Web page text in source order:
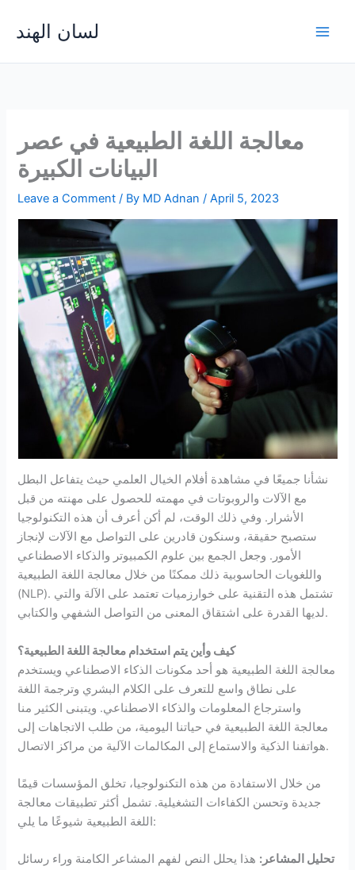
content
لسان الهند
معالجة اللغة الطبيعية في عصر
البيانات الكبيرة
Leave a Comment / By MD Adnan/April 5, 2023
نشأنا جميعًا في مشاهدة أفلام الخيال العلمي حيث يتفاعل البطل
مع الآلات والروبوتات في مهمته للحصول على مهنته من قبل
الأشرار. وفي ذلك الوقت، لم أكن أعرف أن هذه التكنولوجيا
ستصبح حقيقة، وسنكون قادرين على التواصل مع الآلات لإنجاز
الأمور. وجعل الجمع بين علوم الكمبيوتر والذكاء الاصطناعي
واللغويات الحاسوبية ذلك ممكنًا من خلال معالجة اللغة الطبيعية
(NLP). تشتمل هذه التقنية على خوارزميات تعتمد على الآلة والتي
لديها القدرة على اشتقاق المعنى من التواصل الشفهي والكتابي.
كيف وأين يتم استخدام معالجة اللغة الطبيعية؟
معالجة اللغة الطبيعية هو أحد مكونات الذكاء الاصطناعي ويستخدم
على نطاق واسع للتعرف على الكلام البشري وترجمة اللغة
واسترجاع المعلومات والذكاء الاصطناعي. ويتبنى الكثير منا
معالجة اللغة الطبيعية في حياتنا اليومية، من طلب الاتجاهات إلى
هواتفنا الذكية والاستماع إلى المكالمات الآلية من مراكز الاتصال.
من خلال الاستفادة من هذه التكنولوجيا، تخلق المؤسسات قيمًا
جديدة وتحسن الكفاءات التشغيلية. تشمل أكثر تطبيقات معالجة
اللغة الطبيعية شيوعًا ما يلي:
تحليل المشاعر: هذا يحلل النص لفهم المشاعر الكامنة وراء رسائل